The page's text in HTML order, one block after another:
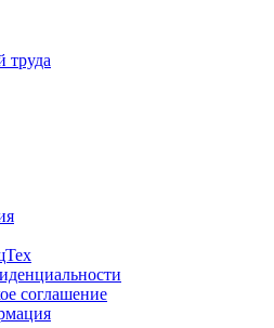
труда
соглашение